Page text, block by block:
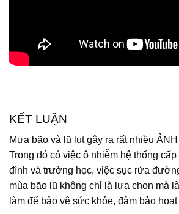
KẾT LUẬN
Mưa bão và lũ lụt gây ra rất nhiều
Trong đó có việc ô nhiễm hệ thống
đình và trường học, việc sục rửa
mùa bão lũ không chỉ là lựa chọn mà
làm để bảo vệ sức khỏe, đảm bảo